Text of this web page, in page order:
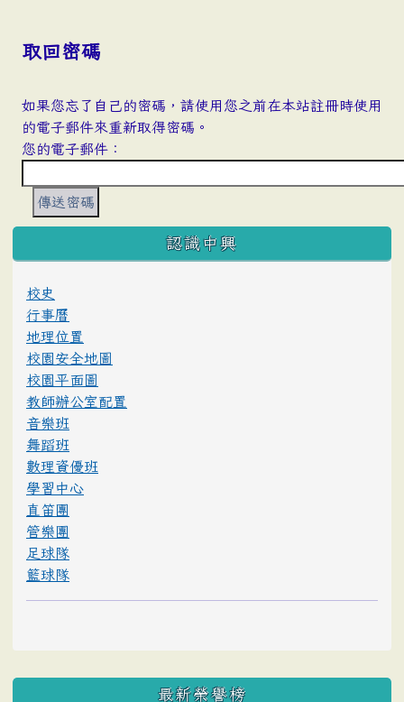
取回密碼
如果您忘了自己的密碼，請使用您之前在本站註冊時使用
的電子郵件來重新取得密碼。
您的電子郵件：
:::
認識中興
校史
行事曆
地理位置
校園安全地圖
校園平面圖
教師辦公室配置
音樂班
舞蹈班
數理資優班
學習中心
直笛團
管樂團
足球隊
籃球隊
最新榮譽榜